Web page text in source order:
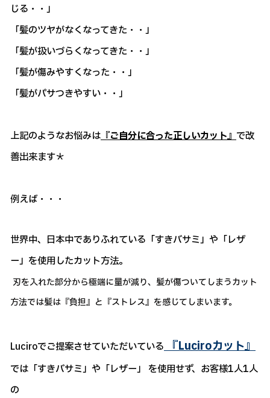
じる・・」
「髪のツヤがなくなってきた・・」
「髪が扱いづらくなってきた・・」
「髪が傷みやすくなった・・」
「髪がパサつきやすい・・」
上記のようなお悩みは『ご自分に合った正しいカット』で改
善出来ます＊
例えば・・・
世界中、日本中でありふれている「すきバサミ」や「レザ
ー」を使用したカット方法。
刃を入れた部分から極端に量が減り、髪が傷ついてしまうカット
方法では髪は『負担』と『ストレス』を感じてしまいます。
Luciroでご提案させていただいている『Luciroカット』
では「すきバサミ」や「レザー」 を使用せず、お客様1人1人
の